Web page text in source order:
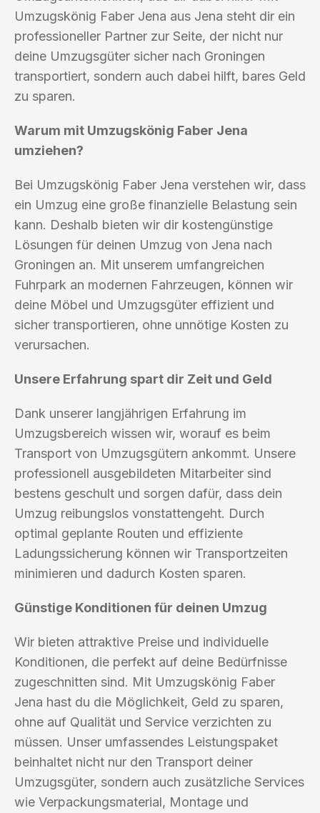
Umzugskönig Faber Jena aus Jena steht dir ein
professioneller Partner zur Seite, der nicht nur
deine Umzugsgüter sicher nach Groningen
transportiert, sondern auch dabei hilft, bares Geld
zu sparen.
Warum mit Umzugskönig Faber Jena
umziehen?
Bei Umzugskönig Faber Jena verstehen wir, dass
ein Umzug eine große finanzielle Belastung sein
kann. Deshalb bieten wir dir kostengünstige
Lösungen für deinen Umzug von Jena nach
Groningen an. Mit unserem umfangreichen
Fuhrpark an modernen Fahrzeugen, können wir
deine Möbel und Umzugsgüter effizient und
sicher transportieren, ohne unnötige Kosten zu
verursachen.
Unsere Erfahrung spart dir Zeit und Geld
Dank unserer langjährigen Erfahrung im
Umzugsbereich wissen wir, worauf es beim
Transport von Umzugsgütern ankommt. Unsere
professionell ausgebildeten Mitarbeiter sind
bestens geschult und sorgen dafür, dass dein
Umzug reibungslos vonstattengeht. Durch
optimal geplante Routen und effiziente
Ladungssicherung können wir Transportzeiten
minimieren und dadurch Kosten sparen.
Günstige Konditionen für deinen Umzug
Wir bieten attraktive Preise und individuelle
Konditionen, die perfekt auf deine Bedürfnisse
zugeschnitten sind. Mit Umzugskönig Faber
Jena hast du die Möglichkeit, Geld zu sparen,
ohne auf Qualität und Service verzichten zu
müssen. Unser umfassendes Leistungspaket
beinhaltet nicht nur den Transport deiner
Umzugsgüter, sondern auch zusätzliche Services
wie Verpackungsmaterial, Montage und